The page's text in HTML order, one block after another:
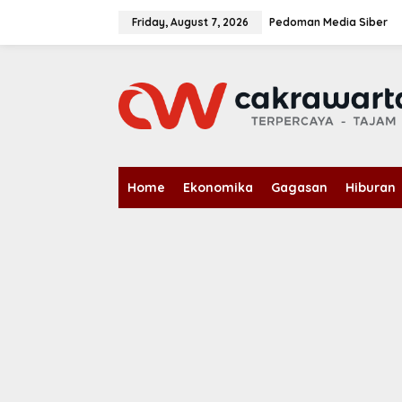
Friday, August 7, 2026 Pedoman Media Siber
Home Ekonomika Gagasan Hiburan